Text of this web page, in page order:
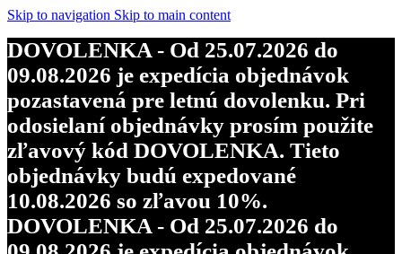
Skip to navigation Skip to main content
DOVOLENKA - Od 25.07.2026 do
09.08.2026 je expedícia objednávok
pozastavená pre letnú dovolenku. Pri
odosielaní objednávky prosím použite
zľavový kód DOVOLENKA. Tieto
objednávky budú expedované
10.08.2026 so zľavou 10%.
DOVOLENKA - Od 25.07.2026 do